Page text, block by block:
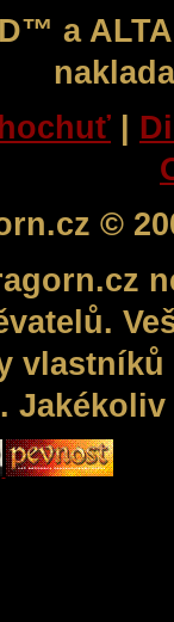
a
|
©